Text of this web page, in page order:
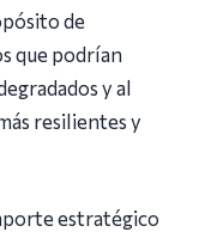
de
que podrían
y al
resilientes y
estratégico